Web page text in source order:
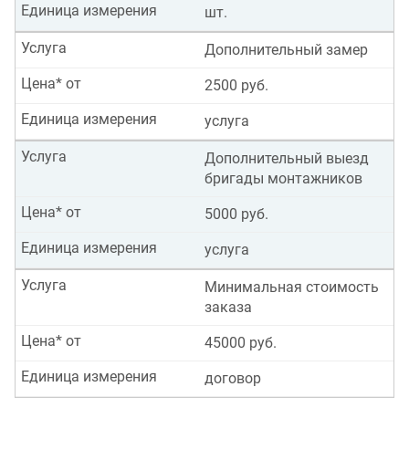
шт.
Единица измерения
Дополнительный замер
Услуга
2500 руб.
Цена* от
услуга
Единица измерения
Дополнительный выезд
бригады монтажников
Услуга
5000 руб.
Цена* от
услуга
Единица измерения
Минимальная стоимость
заказа
Услуга
45000 руб.
Цена* от
договор
Единица измерения